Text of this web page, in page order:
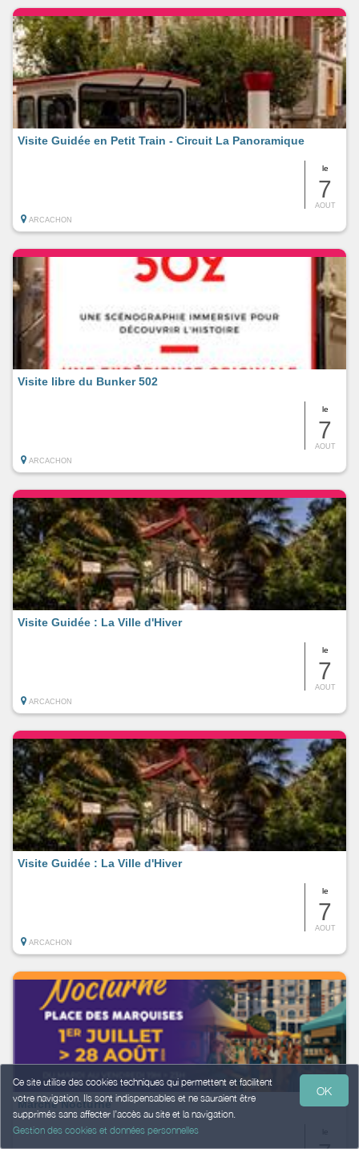
Ce site utilise des cookies techniques qui permettent et facilitent
votre navigation. Ils sont indispensables et ne sauraient être
supprimés sans affecter l’accès au site et la navigation.
Gestion des cookies et données personnelles
OK
le
7
AOUT
Visite Guidée en Petit Train - Circuit La Panoramique
ARCACHON
le
7
AOUT
Visite libre du Bunker 502
ARCACHON
le
7
AOUT
Visite Guidée : La Ville d'Hiver
ARCACHON
le
7
AOUT
Visite Guidée : La Ville d'Hiver
ARCACHON
Marché Nocturne